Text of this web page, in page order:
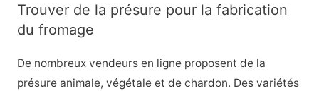
Trouver de la présure pour la fabrication
du fromage
De nombreux vendeurs en ligne proposent de la
présure animale, végétale et de chardon. Des variétés